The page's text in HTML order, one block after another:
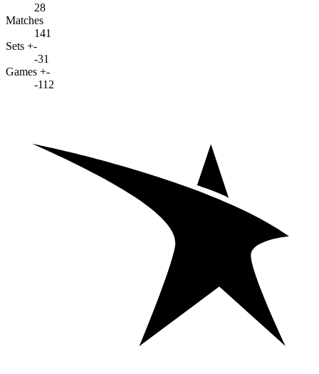
28
Matches
141
Sets +-
-31
Games +-
-112